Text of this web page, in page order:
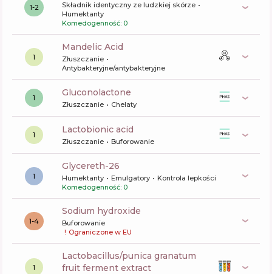
1-2
Składnik identyczny ze ludzkiej skórze
Humektanty
Komedogenność: 0
1
Mandelic Acid
Złuszczanie
Antybakteryjne/antybakteryjne
1 gluconolactone
Złuszczanie Chelaty
1 lactobionic acid
Złuszczanie Buforowanie
1
glycereth-26
Humektanty Emulgatory
Kontrola lepkości
Komedogenność: 0
1-4
sodium hydroxide
Buforowanie
! Ograniczone w EU
1
lactobacillus/punica granatum
fruit ferment extract